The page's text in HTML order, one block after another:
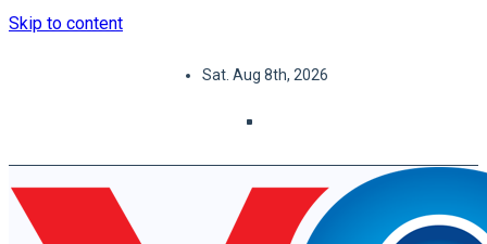
Skip to content
Sat. Aug 8th, 2026